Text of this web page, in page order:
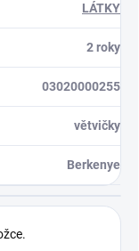
LÁTKY
2 roky
03020000255
větvičky
Berkenye